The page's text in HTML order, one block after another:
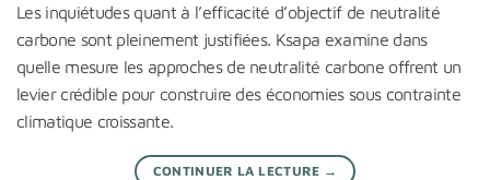
Les inquiétudes quant à l’efficacité d’objectif de neutralité
carbone sont pleinement justifiées. Ksapa examine dans
quelle mesure les approches de neutralité carbone offrent un
levier crédible pour construire des économies sous contrainte
climatique croissante.
CONTINUER LA LECTURE →